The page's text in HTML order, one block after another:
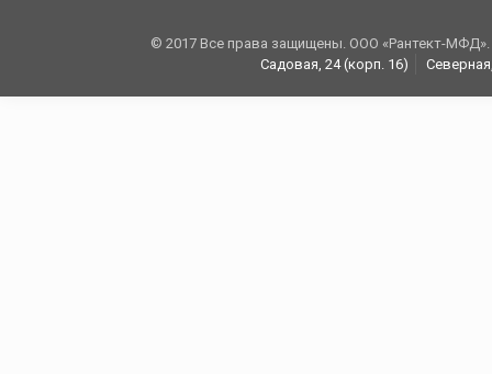
© 2017 Все права защищены. ООО «Рантект-МФД».
Садовая, 24 (корп. 16)